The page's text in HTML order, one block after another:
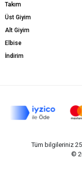
Takım
Üst Giyim
Alt Giyim
Elbise
İndirim
Tüm bilgileriniz
©